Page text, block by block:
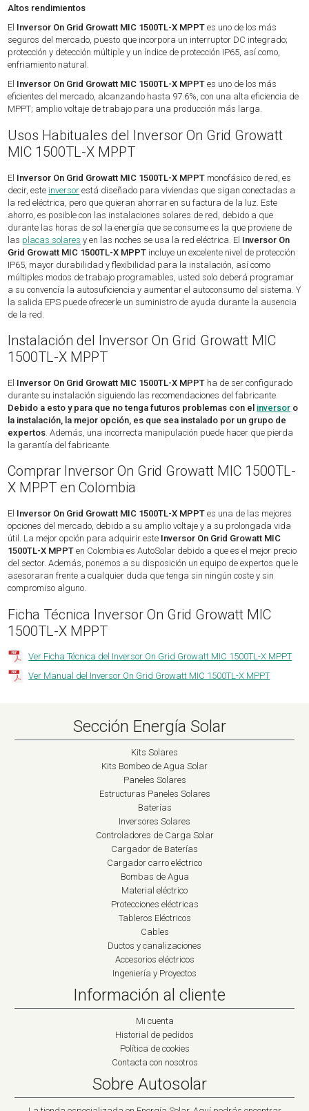
Altos rendimientos
El Inversor On Grid Growatt MIC 1500TL-X MPPT es uno de los más
seguros del mercado, puesto que incorpora un interruptor DC integrado;
protección y detección múltiple y un índice de protección IP65, así como,
enfriamiento natural.
El Inversor On Grid Growatt MIC 1500TL-X MPPT es uno de los más
eficientes del mercado, alcanzando hasta 97.6%, con una alta eficiencia de
MPPT; amplio voltaje de trabajo para una producción más larga.
Usos Habituales del Inversor On Grid Growatt
MIC 1500TL-X MPPT
El Inversor On Grid Growatt MIC 1500TL-X MPPT monofásico de red, es
decir, este inversor está diseñado para viviendas que sigan conectadas a
la red eléctrica, pero que quieran ahorrar en su factura de la luz. Este
ahorro, es posible con las instalaciones solares de red, debido a que
durante las horas de sol la energía que se consume es la que proviene de
las placas solares y en las noches se usa la red eléctrica. El Inversor On
Grid Growatt MIC 1500TL-X MPPT incluye un excelente nivel de protección
IP65, mayor durabilidad y flexibilidad para la instalación, así como
múltiples modos de trabajo programables, usted solo deberá programar
a su convencía la autosuficiencia y aumentar el autoconsumo del sistema. Y
la salida EPS puede ofrecerle un suministro de ayuda durante la ausencia
de la red.
Instalación del Inversor On Grid Growatt MIC
1500TL-X MPPT
El Inversor On Grid Growatt MIC 1500TL-X MPPT ha de ser configurado
durante su instalación siguiendo las recomendaciones del fabricante.
Debido a esto y para que no tenga futuros problemas con el inversor o
la instalación, la mejor opción, es que sea instalado por un grupo de
expertos . Además, una incorrecta manipulación puede hacer que pierda
la garantía del fabricante.
Comprar Inversor On Grid Growatt MIC 1500TL-
X MPPT en Colombia
El Inversor On Grid Growatt MIC 1500TL-X MPPT es una de las mejores
opciones del mercado, debido a su amplio voltaje y a su prolongada vida
útil. La mejor opción para adquirir este Inversor On Grid Growatt MIC
1500TL-X MPPT en Colombia es AutoSolar debido a que es el mejor precio
del sector. Además, ponemos a su disposición un equipo de expertos que le
asesoraran frente a cualquier duda que tenga sin ningún coste y sin
compromiso alguno.
Ficha Técnica Inversor On Grid Growatt MIC
1500TL-X MPPT
Ver Ficha Técnica del Inversor On Grid Growatt MIC 1500TL-X MPPT
Ver Manual del Inversor On Grid Growatt MIC 1500TL-X MPPT
Sección Energía Solar
Kits Solares
Kits Bombeo de Agua Solar
Paneles Solares
Estructuras Paneles Solares
Baterías
Inversores Solares
Controladores de Carga Solar
Cargador de Baterías
Cargador carro eléctrico
Bombas de Agua
Material eléctrico
Protecciones eléctricas
Tableros Eléctricos
Cables
Ductos y canalizaciones
Accesorios eléctricos
Ingeniería y Proyectos
Información al cliente
Mi cuenta
Historial de pedidos
Política de cookies
Contacta con nosotros
Sobre Autosolar